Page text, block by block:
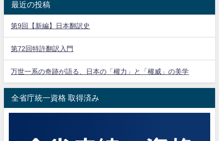
最近の投稿
第9回【新編】日本翻訳史
第72回特許翻訳入門
万世一系の奇跡が語る、日本の「權力」と「權威」の美学
全省庁統一資格 取得済み